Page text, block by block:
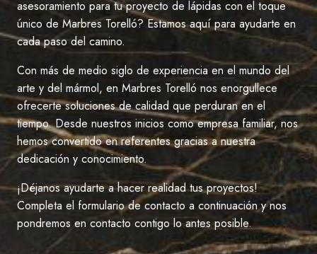
asesoramiento para tu proyecto de lápidas con el toque
único de Marbres Torelló? Estamos aquí para ayudarte en
cada paso del camino.
Con más de medio siglo de experiencia en el mundo del
arte y del mármol, en Marbres Torelló nos enorgullece
ofrecerte soluciones de calidad que perduran en el
tiempo. Desde nuestros inicios como empresa familiar, nos
hemos convertido en referentes gracias a nuestra
dedicación y conocimiento.
¡Déjanos ayudarte a hacer realidad tus proyectos!
Completa el formulario de contacto a continuación y nos
pondremos en contacto contigo lo antes posible.